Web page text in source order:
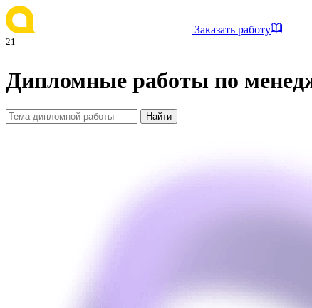
Заказать работу
21
Дипломные работы по
Найти